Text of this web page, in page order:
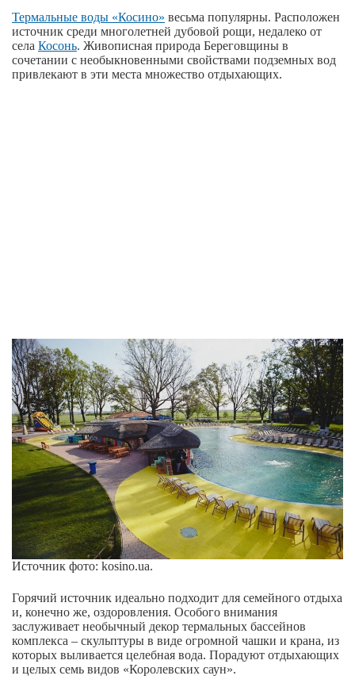
Термальные воды «Косино» весьма популярны. Расположен
источник среди многолетней дубовой рощи, недалеко от
села Косонь. Живописная природа Береговщины в
сочетании с необыкновенными свойствами подземных вод
привлекают в эти места множество отдыхающих.
Источник фото: kosino.ua.
Горячий источник идеально подходит для семейного отдыха
и, конечно же, оздоровления. Особого внимания
заслуживает необычный декор термальных бассейнов
комплекса – скульптуры в виде огромной чашки и крана, из
которых выливается целебная вода. Порадуют отдыхающих
и целых семь видов «Королевских саун».